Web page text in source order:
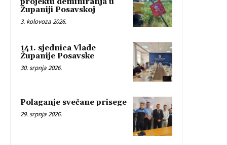
projektu deminiranja u
Županiji Posavskoj
3. kolovoza 2026.
141. sjednica Vlade
Županije Posavske
30. srpnja 2026.
Polaganje svečane prisege
29. srpnja 2026.